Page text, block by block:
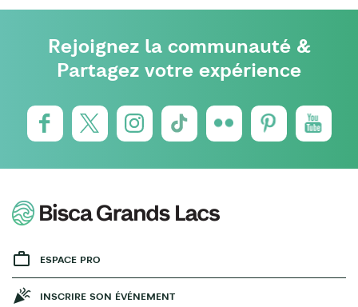
Rejoignez la communauté &
Partagez votre expérience
ESPACE PRO
INSCRIRE SON ÉVÉNEMENT